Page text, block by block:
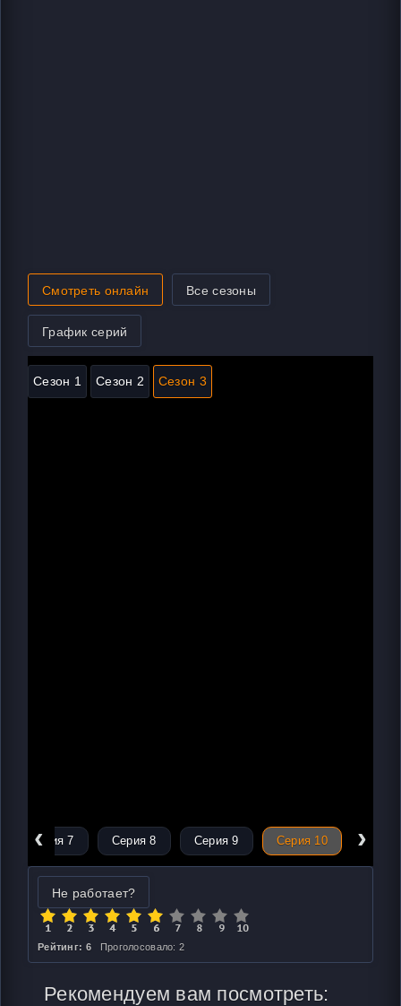
Смотреть онлайн Все сезоны
График серий
Сезон 1 Сезон 2 Сезон 3
‹
Серия 7 Серия 8 Серия 9 Серия 10 ›
Не работает?
Рейтинг: 6 Проголосовало: 2
Рекомендуем вам посмотреть: